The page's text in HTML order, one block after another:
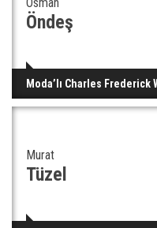
Öndeş
Moda’lı Charles Frederick
Murat
Tüzel